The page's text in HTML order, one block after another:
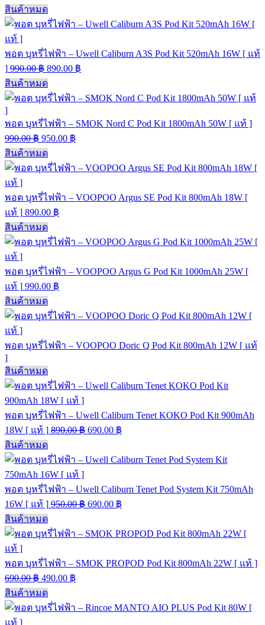
สินค้าหมด
พอต บุหรี่ไฟฟ้า – Uwell Caliburn A3S Pod Kit 520mAh 16W [ แท้
] 990.00฿ 890.00 ฿
สินค้าหมด
พอต บุหรี่ไฟฟ้า – SMOK Nord C Pod Kit 1800mAh 50W [ แท้ ]
990.00฿ 950.00 ฿
สินค้าหมด
พอต บุหรี่ไฟฟ้า – VOOPOO Argus SE Pod Kit 800mAh 18W [
แท้ ] 890.00 ฿
สินค้าหมด
พอต บุหรี่ไฟฟ้า – VOOPOO Argus G Pod Kit 1000mAh 25W [
แท้ ] 990.00 ฿
สินค้าหมด
พอต บุหรี่ไฟฟ้า – VOOPOO Doric Q Pod Kit 800mAh 12W [ แท้
]
สินค้าหมด
พอต บุหรี่ไฟฟ้า – Uwell Caliburn Tenet KOKO Pod Kit 900mAh
18W [ แท้ ] 890.00฿ 690.00 ฿
สินค้าหมด
พอต บุหรี่ไฟฟ้า – Uwell Caliburn Tenet Pod System Kit 750mAh
16W [ แท้ ] 950.00฿ 690.00 ฿
สินค้าหมด
พอต บุหรี่ไฟฟ้า – SMOK PROPOD Pod Kit 800mAh 22W [ แท้ ]
690.00฿ 490.00 ฿
สินค้าหมด